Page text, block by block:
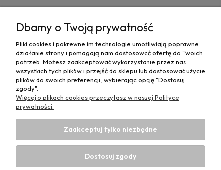
MAPA STRONY
INFORMACJE
Hurtownia materiałów tapicerskich Adrian| ul. Chorzowska
50e, 44-100 Gliwice, woj. śląskie | E-mail:
Dbamy o Twoją prywatność
Pliki cookies i pokrewne im technologie umożliwiają poprawne
działanie strony i pomagają nam dostosować ofertę do Twoich
potrzeb. Możesz zaakceptować wykorzystanie przez nas
wszystkich tych plików i przejść do sklepu lub dostosować użycie
plików do swoich preferencji, wybierając opcję "Dostosuj
zgody".
Więcej o plikach cookies przeczytasz w naszej Polityce
prywatności.
Zaakceptuj tylko niezbędne
Dostosuj zgody